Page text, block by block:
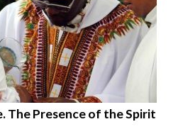
The Presence of the Spirit